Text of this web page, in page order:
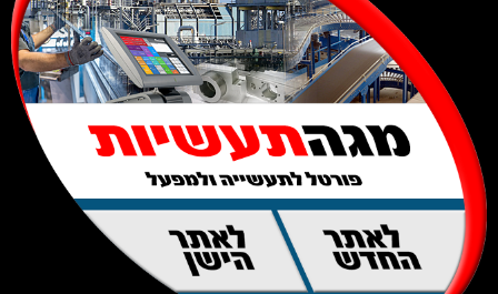
לאתר
החדש
לאתר
הישן